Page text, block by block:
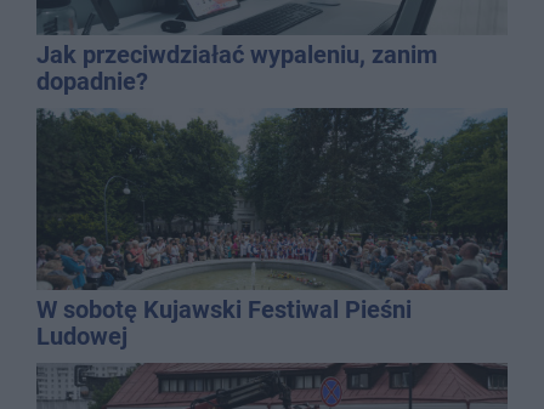
Jak przeciwdziałać wypaleniu, zanim
dopadnie?
W sobotę Kujawski Festiwal Pieśni
Ludowej